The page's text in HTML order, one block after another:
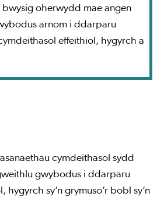
bwysig oherwydd mae angen
arnom i ddarparu
effeithiol, hygyrch a
cymdeithasol sydd
gwybodus i ddarparu
hygyrch sy’n grymuso’r bobl sy’n